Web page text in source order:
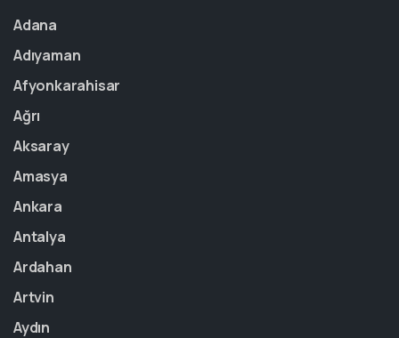
Adana
Adıyaman
Afyonkarahisar
Ağrı
Aksaray
Amasya
Ankara
Antalya
Ardahan
Artvin
Aydın